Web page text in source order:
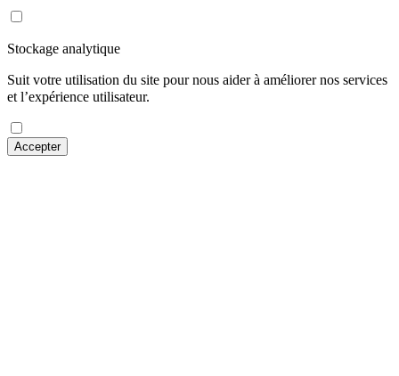
Stockage analytique
Suit votre utilisation du site pour nous aider à améliorer nos services
et l’expérience utilisateur.
Accepter